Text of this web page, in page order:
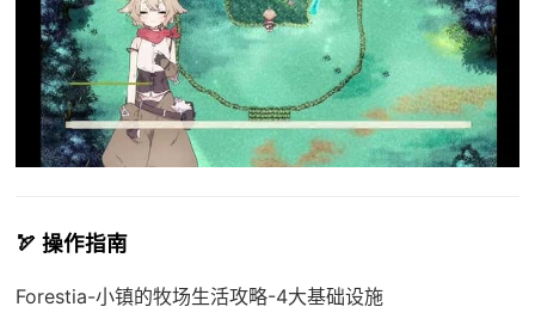
🏹 操作指南
Forestia-小镇的牧场生活攻略-4大基础设施